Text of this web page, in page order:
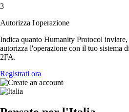
3
Autorizza l'operazione
Indica quanto Humanity Protocol
autorizza l'operazione con il tuo sistema
2FA.
Registrati ora